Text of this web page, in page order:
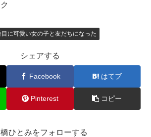
に可愛い女の子と友だちになった
シェアする
Facebook はてブ
Pinterest コピー
ひとみをフォローする